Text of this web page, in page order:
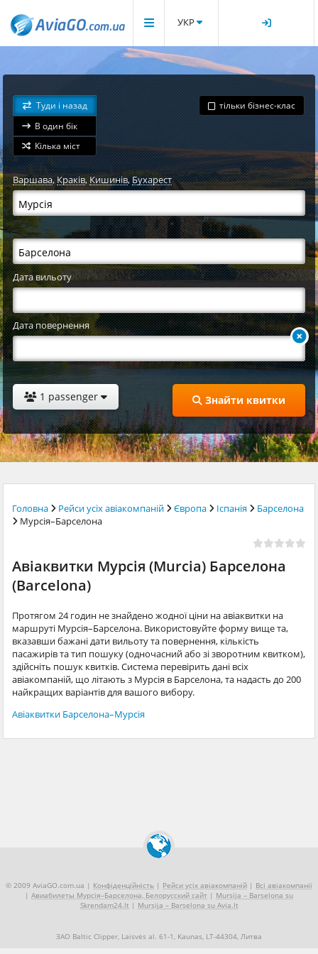
УКР
Туди і назад
В один бік
Кілька міст
тільки бізнес-клас
Варшава,Краків,Кишинів,Бухарест
Дата вильоту
Дата повернення
1 passenger Знайти квитки
Головна Рейси усіх авіакомпаній Європа Іспанія
Барселона
Мурсія–Барселона
Авіаквитки Мурсія (Murcia) Барселона
(Barcelona)
Протягом 24 годин не знайдено жодної ціни на авіаквитки на
маршруті Мурсія–Барселона. Використовуйте форму вище та,
вказавши бажані дати вильоту та повернення, кількість
пасажирів та тип пошуку (одночасний або зі зворотним квитком),
здійсніть пошук квитків. Система перевірить дані всіх
авіакомпаній, що літають з Мурсія в Барселона, та надасть до 200
найкращих варіантів для вашого вибору.
Авіаквитки Барселона–Мурсія
© 2009 AviaGO.com.ua | Конфіденційність | Рейси усіх авіакомпаній | Всі авіакомпанії
| Авиабилеты Мурсія–Барселона, Белорусский сайт | Mursija – Barselona su
Skrendam24.lt | Mursija – Barselona su Avia.lt
ЗАО Baltic Clipper, Laisvės al. 61-1, Kaunas, LT-44304, Литва